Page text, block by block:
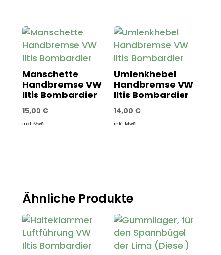
Manschette
Handbremse VW
Iltis Bombardier
15,00 €
inkl. MwSt.
Umlenkhebel
Handbremse VW
Iltis Bombardier
14,00 €
inkl. MwSt.
Ähnliche Produkte